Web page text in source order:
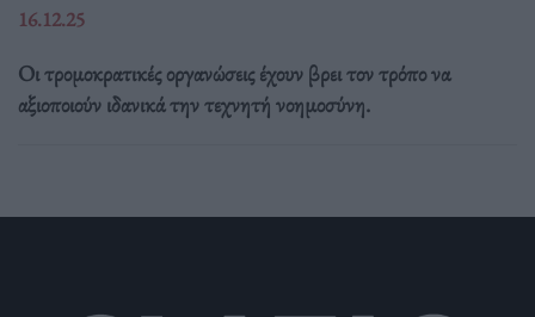
16.12.25
Οι τρομοκρατικές οργανώσεις έχουν βρει τον τρόπο να
αξιοποιούν ιδανικά την τεχνητή νοημοσύνη.